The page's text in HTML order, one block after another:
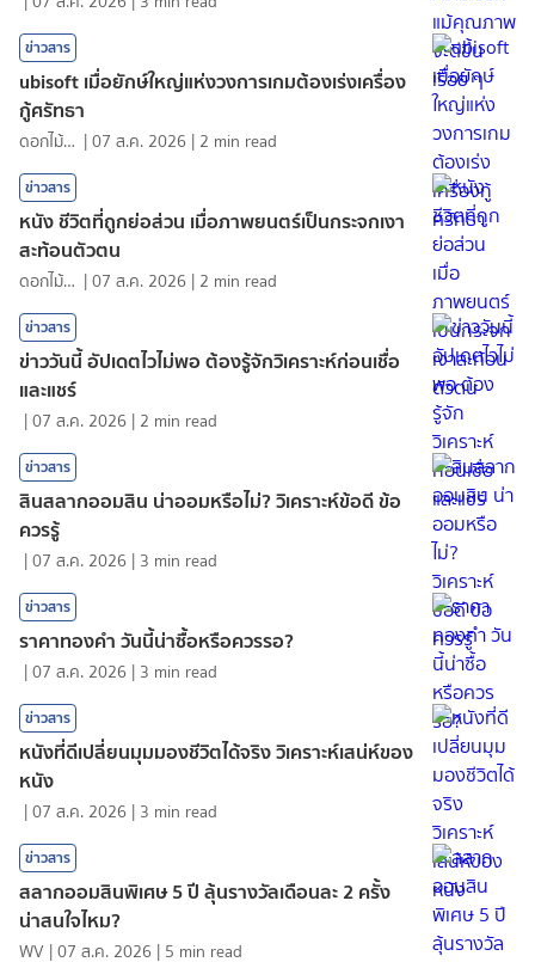
ข่าวสาร
ubisoft เมื่อยักษ์ใหญ่แห่งวงการเกมต้องเร่งเครื่อง
กู้ศรัทธา
ดอกไม้กับสายน้ำ |07 ส.ค. 2026 | 2 min read
ข่าวสาร
หนัง ชีวิตที่ถูกย่อส่วน เมื่อภาพยนตร์เป็นกระจกเงา
สะท้อนตัวตน
ดอกไม้กับสายน้ำ |07 ส.ค. 2026 | 2 min read
ข่าวสาร
ข่าววันนี้ อัปเดตไวไม่พอ ต้องรู้จักวิเคราะห์ก่อนเชื่อ
และแชร์
|07 ส.ค. 2026 | 2 min read
ข่าวสาร
สินสลากออมสิน น่าออมหรือไม่? วิเคราะห์ข้อดี ข้อ
ควรรู้
|07 ส.ค. 2026 | 3 min read
ข่าวสาร
ราคาทองคํา วันนี้น่าซื้อหรือควรรอ?
|07 ส.ค. 2026 | 3 min read
ข่าวสาร
หนังที่ดีเปลี่ยนมุมมองชีวิตได้จริง วิเคราะห์เสน่ห์ของ
หนัง
|07 ส.ค. 2026 | 3 min read
ข่าวสาร
สลากออมสินพิเศษ 5 ปี ลุ้นรางวัลเดือนละ 2 ครั้ง
น่าสนใจไหม?
WV |07 ส.ค. 2026 | 5 min read